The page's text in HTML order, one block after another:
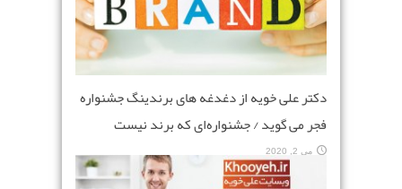
دکتر علی خویه از دغدغه‌ های برندینگ جشنواره
فجر می‌ گوید / جشنواره‌ای که برند نیست
می 2, 2020